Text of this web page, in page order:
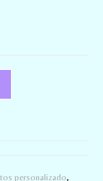
personalizado,